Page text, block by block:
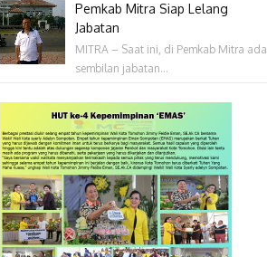
Pemkab Mitra Siap Lelang
Jabatan
MITRA – Saat ini, di Pemkab Mitra ada
sembilan jabatan...